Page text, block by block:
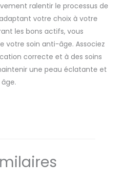
ralentir le processus de
votre choix à votre
les bons actifs, vous
votre soin anti-âge. Associez
correcte et à des soins
une peau éclatante et